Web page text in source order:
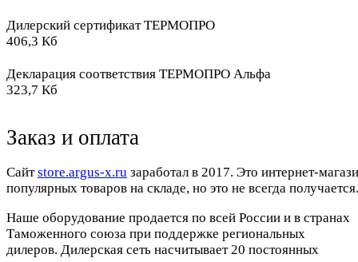
Дилерский сертификат ТЕРМОПРО
406,3 Кб
Декларация соответствия ТЕРМОПРО Альфа
323,7 Кб
Заказ и оплата
Cайтstore.argus-x.ru заработал в 2017. Это интернет-
популярных товаров на складе, но это не всегда
Наше оборудование продается по всей России и в странах
Таможенного союза при поддержке региональных
дилеров. Дилерская сеть насчитывает 20 постоянных